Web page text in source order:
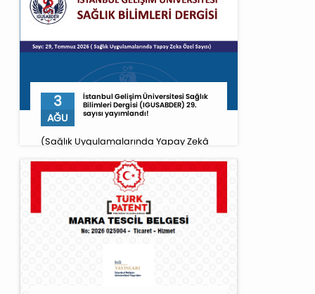
3
AĞU
İstanbul Gelişim Üniversitesi Sağlık
Bilimleri Dergisi (IGUSABDER) 29.
sayısı yayımlandı!
(Sağlık Uygulamalarında Yapay Zekâ